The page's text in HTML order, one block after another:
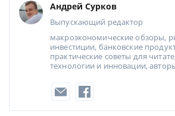
Андрей Сурков
Выпускающий редактор
макроэкономические обзоры,
инвестиции, банковские
практические советы для
технологии и инновации,